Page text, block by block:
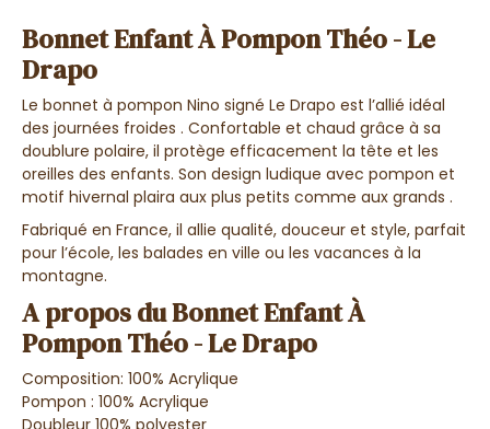
Bonnet Enfant À Pompon Théo - Le
Drapo
Le bonnet à pompon Nino signé Le Drapo est l’allié idéal
des journées froides . Confortable et chaud grâce à sa
doublure polaire, il protège efficacement la tête et les
oreilles des enfants. Son design ludique avec pompon et
motif hivernal plaira aux plus petits comme aux grands .
Fabriqué en France, il allie qualité, douceur et style, parfait
pour l’école, les balades en ville ou les vacances à la
montagne.
A propos du Bonnet Enfant À
Pompon Théo - Le Drapo
Composition: 100% Acrylique
Pompon : 100% Acrylique